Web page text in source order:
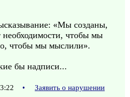
«Мы созданы,
чтобы мы
чтобы мы мыслили».
бы надписи...
• Заявить о нарушении